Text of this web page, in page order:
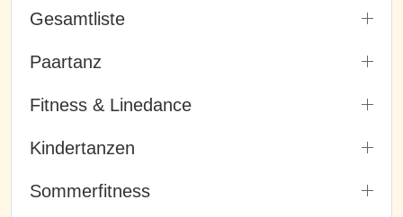
Gesamtliste
Paartanz
Fitness & Linedance
Kindertanzen
Sommerfitness